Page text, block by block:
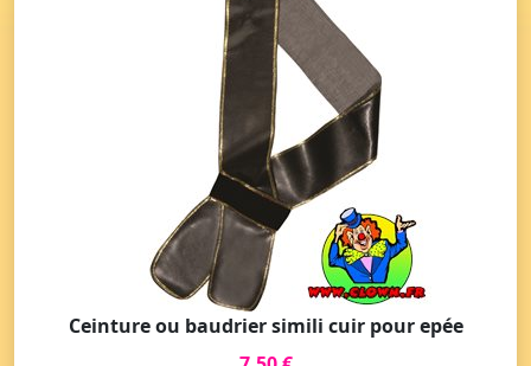
Ceinture ou baudrier simili cuir pour epée